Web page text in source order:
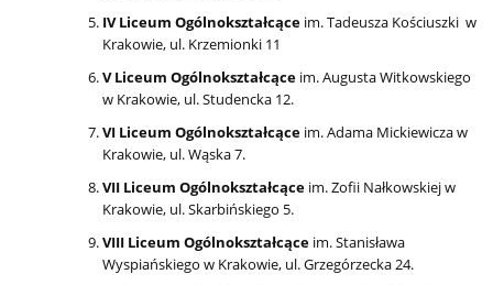
IV Liceum Ogólnokształcące im. Tadeusza Kościuszki w
Krakowie, ul. Krzemionki 11
V Liceum Ogólnokształcące im. Augusta Witkowskiego
w Krakowie, ul. Studencka 12.
VI Liceum Ogólnokształcące im. Adama Mickiewicza w
Krakowie, ul. Wąska 7.
VII Liceum Ogólnokształcące im. Zofii Nałkowskiej w
Krakowie, ul. Skarbińskiego 5.
VIII Liceum Ogólnokształcące im. Stanisława
Wyspiańskiego w Krakowie, ul. Grzegórzecka 24.